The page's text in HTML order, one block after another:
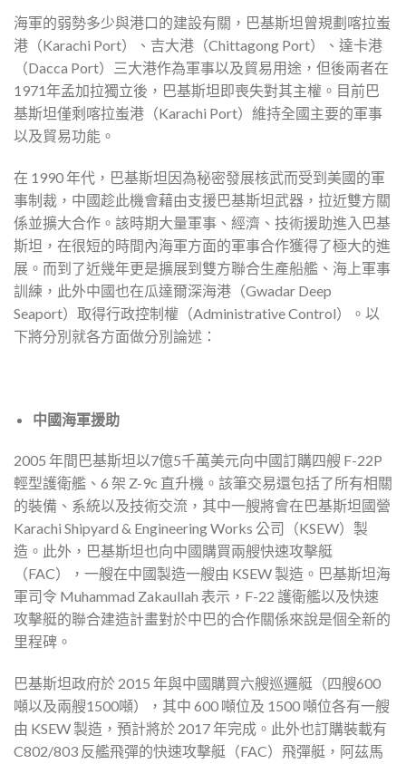
海軍的弱勢多少與港口的建設有關，巴基斯坦曾規劃喀拉蚩
港（Karachi Port）、吉大港（Chittagong Port）、達卡港
（Dacca Port）三大港作為軍事以及貿易用途，但後兩者在
1971年孟加拉獨立後，巴基斯坦即喪失對其主權。目前巴
基斯坦僅剩喀拉蚩港（Karachi Port）維持全國主要的軍事
以及貿易功能。
在 1990 年代，巴基斯坦因為秘密發展核武而受到美國的軍
事制裁，中國趁此機會藉由支援巴基斯坦武器，拉近雙方關
係並擴大合作。該時期大量軍事、經濟、技術援助進入巴基
斯坦，在很短的時間內海軍方面的軍事合作獲得了極大的進
展。而到了近幾年更是擴展到雙方聯合生產船艦、海上軍事
訓練，此外中國也在瓜達爾深海港（Gwadar Deep
Seaport）取得行政控制權（Administrative Control）。以
下將分別就各方面做分別論述：
中國海軍援助
2005 年間巴基斯坦以7億5千萬美元向中國訂購四艘 F-22P
輕型護衛艦、6 架 Z-9c 直升機。該筆交易還包括了所有相關
的裝備、系統以及技術交流，其中一艘將會在巴基斯坦國營
Karachi Shipyard & Engineering Works 公司（KSEW）製
造。此外，巴基斯坦也向中國購買兩艘快速攻擊艇
（FAC），一艘在中國製造一艘由 KSEW 製造。巴基斯坦海
軍司令 Muhammad Zakaullah 表示，F-22 護衛艦以及快速
攻擊艇的聯合建造計畫對於中巴的合作關係來說是個全新的
里程碑。
巴基斯坦政府於 2015 年與中國購買六艘巡邏艇（四艘600
噸以及兩艘1500噸），其中 600 噸位及 1500 噸位各有一艘
由 KSEW 製造，預計將於 2017 年完成。此外也訂購裝載有
C802/803 反艦飛彈的快速攻擊艇（FAC）飛彈艇，阿茲馬